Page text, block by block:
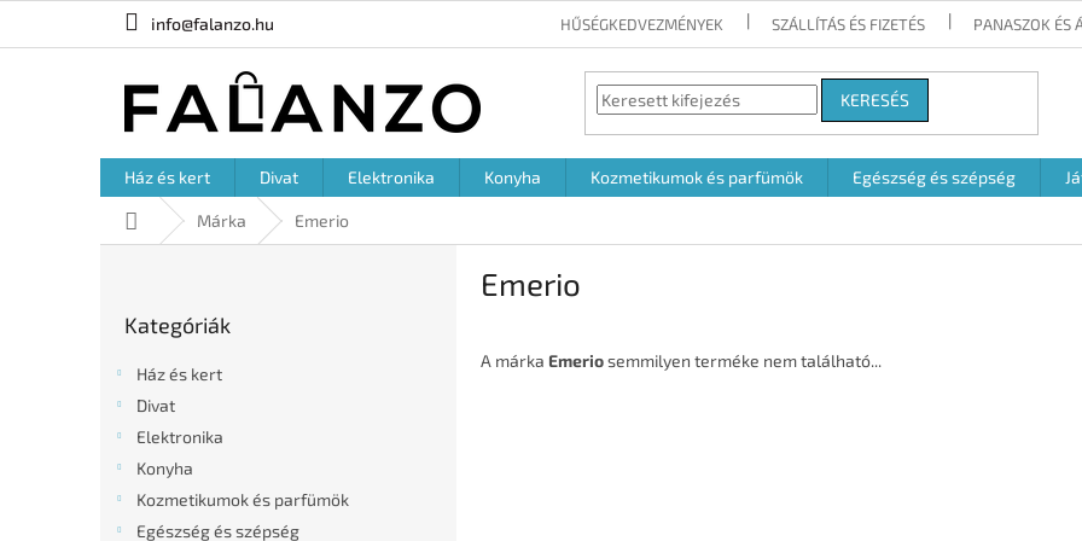
info@falanzo.hu HŰSÉGKEDVEZMÉNYEK SZÁLLÍTÁS ÉS FIZETÉS PANASZOK ÉS
KERESÉS
Ház és kert Divat Elektronika Konyha Kozmetikumok és parfümök Egészség és szépség
KezdőlapMárka Emerio
átugrása
Kategóriák
Ház és kert
Divat
Elektronika
Konyha
Kozmetikumok és parfümök
Egészség és szépség
Emerio
A márka Emeriosemmilyen terméke nem található...